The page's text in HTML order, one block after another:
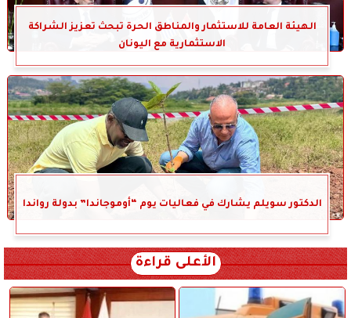
الهيئة العامة للاستثمار والمناطق الحرة تبحث تعزيز الشراكة
الاستثمارية مع اليونان
الدكتور سويلم يشارك في فعاليات يوم “أوموجاندا” بدولة رواندا
الأعلى قراءة